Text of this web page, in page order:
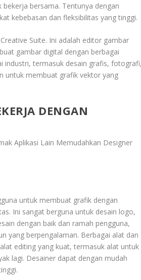
bersama. Tentunya dengan
kebebasan dan fleksibilitas yang tinggi.
Suite. Ini adalah editor gambar
gambar digital dengan berbagai
industri, termasuk desain grafis,
untuk membuat grafik vektor yang
DENGAN
Aplikasi Lain Memudahkan Designer
untuk membuat grafik dengan
Ini sangat berguna untuk desain logo,
dengan baik dan ramah pengguna,
yang berpengalaman. Berbagai alat dan
editing yang kuat, termasuk alat untuk
lagi. Desainer dapat dengan mudah